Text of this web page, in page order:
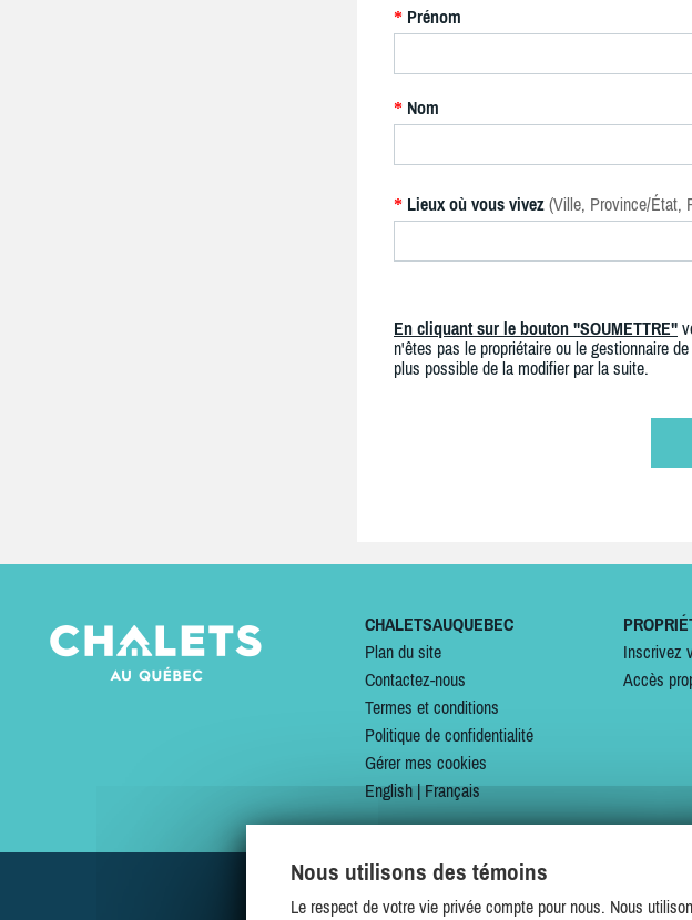
* Prénom
* Nom
* Lieux où vous vivez (Ville, Province/État,
En cliquant sur le bouton "SOUMETTRE"
n'êtes pas le propriétaire ou le gestionnaire
plus possible de la modifier par la suite.
CHALETSAUQUEBEC
Plan du site
Contactez-nous
Termes et conditions
Politique de confidentialité
Gérer mes cookies
English|Français
Inscrivez
Accès
Nous utilisons des témoins
Le respect de votre vie privée compte pour nous. Nous